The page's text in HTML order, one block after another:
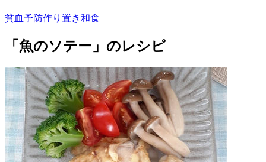
貧血予防作り置き和食
「魚のソテー」のレシピ